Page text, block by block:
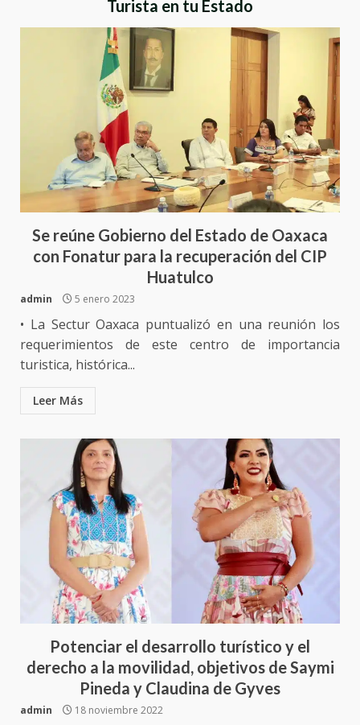
Turista en tu Estado
Se reúne Gobierno del Estado de Oaxaca
con Fonatur para la recuperación del CIP
Huatulco
admin 5 enero 2023
• La Sectur Oaxaca puntualizó en una reunión los
requerimientos de este centro de importancia
turistica, histórica...
Leer Más
Potenciar el desarrollo turístico y el
derecho a la movilidad, objetivos de Saymi
Pineda y Claudina de Gyves
admin 18 noviembre 2022